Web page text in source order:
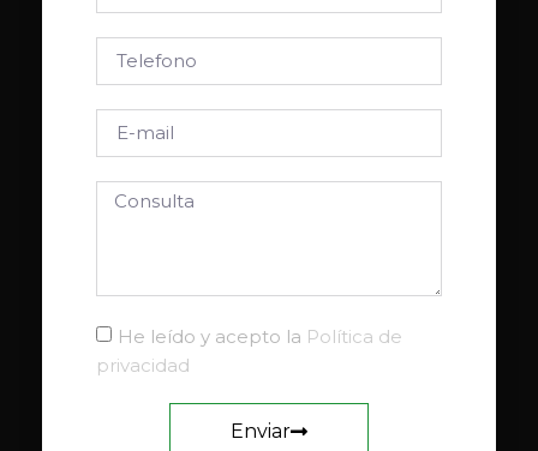
He leído y acepto la Política de
privacidad
Enviar